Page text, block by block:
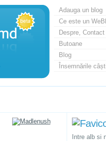
Adauga un blog
Ce este un
Despre, Contact
Butoane
Blog
Însemnările
Intre alb si